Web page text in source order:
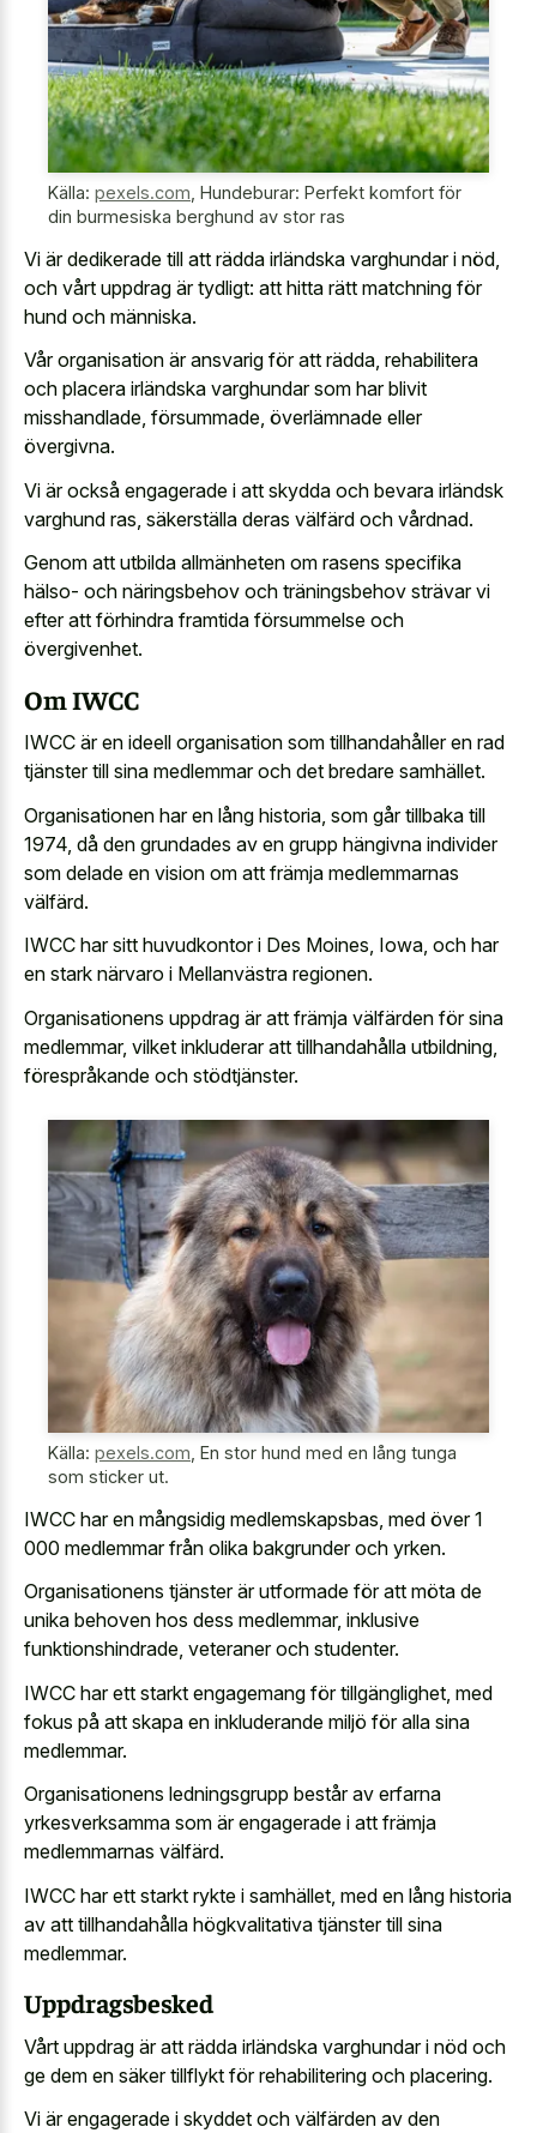
Källa: pexels.com Hundeburar: Perfekt komfort för
din burmesiska berghund av stor ras
Vi är dedikerade till att rädda irländska varghundar i nöd,
och vårt uppdrag är tydligt: att hitta rätt matchning för
hund och människa.
Vår organisation är ansvarig för att rädda, rehabilitera
och placera irländska varghundar som har blivit
misshandlade, försummade, överlämnade eller
övergivna.
Vi är också engagerade i att skydda och bevara irländsk
varghund ras, säkerställa deras välfärd och vårdnad.
Genom att utbilda allmänheten om rasens specifika
hälso- och näringsbehov och träningsbehov strävar vi
efter att förhindra framtida försummelse och
övergivenhet.
Om IWCC
IWCC är en ideell organisation som tillhandahåller en rad
tjänster till sina medlemmar och det bredare samhället.
Organisationen har en lång historia, som går tillbaka till
1974, då den grundades av en grupp hängivna individer
som delade en vision om att främja medlemmarnas
välfärd.
IWCC har sitt huvudkontor i Des Moines, Iowa, och har
en stark närvaro i Mellanvästra regionen.
Organisationens uppdrag är att främja välfärden för sina
medlemmar, vilket inkluderar att tillhandahålla utbildning,
förespråkande och stödtjänster.
Källa: pexels.com En stor hund med en lång tunga
som sticker ut.
IWCC har en mångsidig medlemskapsbas, med över 1
000 medlemmar från olika bakgrunder och yrken.
Organisationens tjänster är utformade för att möta de
unika behoven hos dess medlemmar, inklusive
funktionshindrade, veteraner och studenter.
IWCC har ett starkt engagemang för tillgänglighet, med
fokus på att skapa en inkluderande miljö för alla sina
medlemmar.
Organisationens ledningsgrupp består av erfarna
yrkesverksamma som är engagerade i att främja
medlemmarnas välfärd.
IWCC har ett starkt rykte i samhället, med en lång historia
av att tillhandahålla högkvalitativa tjänster till sina
medlemmar.
Uppdragsbesked
Vårt uppdrag är att rädda irländska varghundar i nöd och
ge dem en säker tillflykt för rehabilitering och placering.
Vi är engagerade i skyddet och välfärden av den